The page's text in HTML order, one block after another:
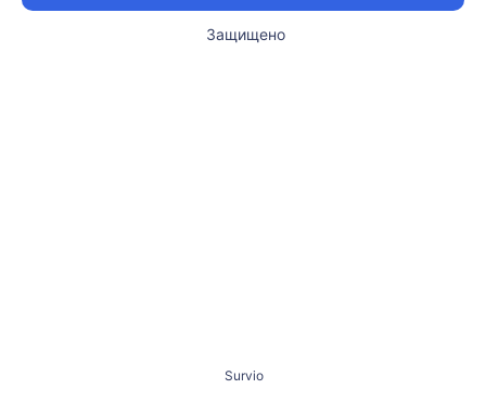
Защищено
Survio